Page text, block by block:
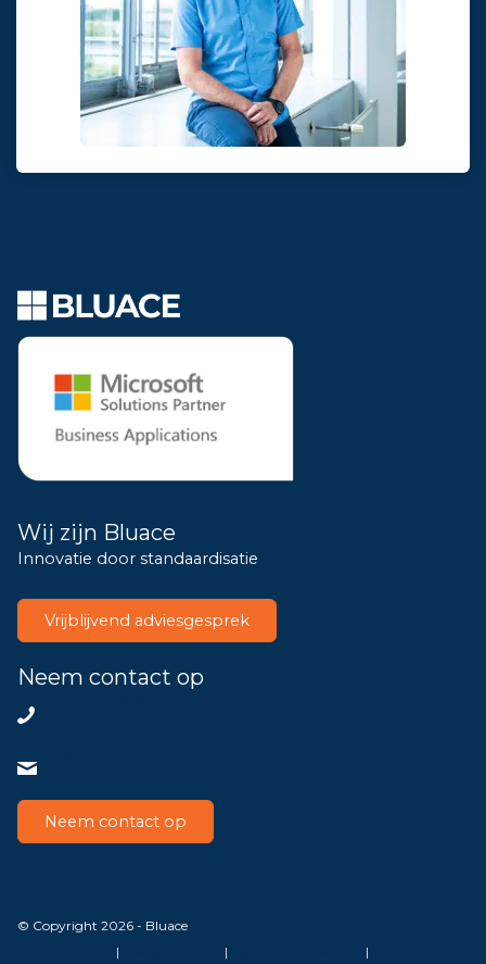
Wij zijn Bluace
Innovatie door standaardisatie
Vrijblijvend adviesgesprek
Neem contact op
Neem contact op
© Copyright 2026 - Bluace
| | |